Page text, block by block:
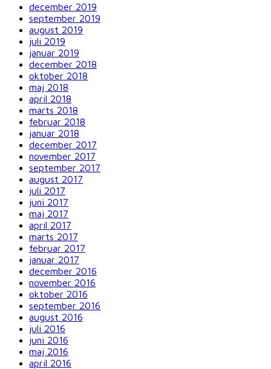
december 2019
september 2019
august 2019
juli 2019
januar 2019
december 2018
oktober 2018
maj 2018
april 2018
marts 2018
februar 2018
januar 2018
december 2017
november 2017
september 2017
august 2017
juli 2017
juni 2017
maj 2017
april 2017
marts 2017
februar 2017
januar 2017
december 2016
november 2016
oktober 2016
september 2016
august 2016
juli 2016
juni 2016
maj 2016
april 2016